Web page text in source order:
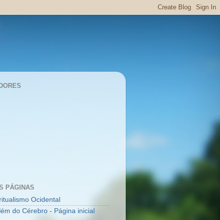
PÁGINAS
Ocidental
do Cérebro - Página inicial